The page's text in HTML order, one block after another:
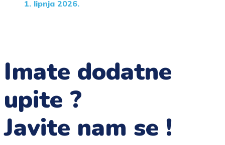
1. lipnja 2026.
Imate dodatne
upite ?
Javite nam se !